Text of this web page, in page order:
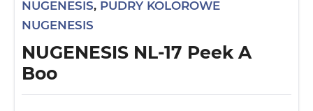
NUGENESIS, PUDRY KOLOROWE
NUGENESIS
NUGENESIS NL-17 Peek A
Boo